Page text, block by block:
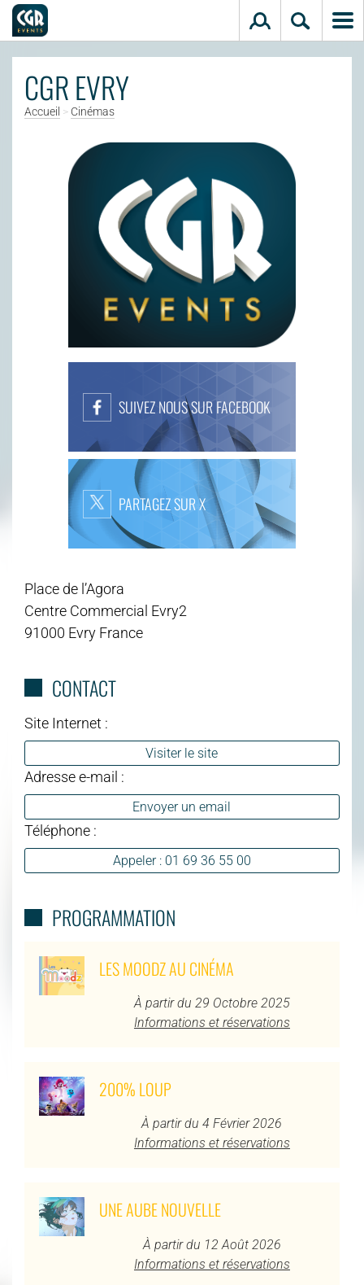
CGR EVRY
Accueil > Cinémas
SUIVEZ NOUS SUR FACEBOOK
PARTAGEZ SUR X
Place de l’Agora
Centre Commercial Evry2
91000 Evry France
CONTACT
Site Internet :
Visiter le site
Adresse e-mail :
Envoyer un email
Téléphone :
Appeler : 01 69 36 55 00
PROGRAMMATION
LES MOODZ AU CINÉMA
À partir du 29 Octobre 2025
Informations et réservations
200% LOUP
À partir du 4 Février 2026
Informations et réservations
UNE AUBE NOUVELLE
À partir du 12 Août 2026
Informations et réservations